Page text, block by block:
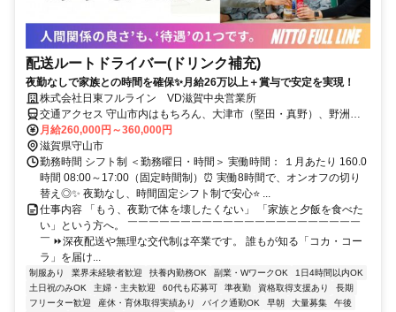
配送ルートドライバー(ドリンク補充)
夜勤なしで家族との時間を確保✨月給26万以上＋賞与で安定を実現！
株式会社日東フルライン VD滋賀中央営業所
交通アクセス 守山市内はもちろん、大津市（堅田・真野）、野洲
市、草津市、栗東市、近江八幡市からも車通勤便利な立地です！ 琵
琶湖大橋からすぐのエリアなので、対岸からの通勤者も多数活躍中で
す。
月給260,000円～360,000円
滋賀県守山市
勤務時間 シフト制 ＜勤務曜日・時間＞ 実働時間： １月あたり 160.0
時間 08:00～17:00（固定時間制）⏰ 実働8時間で、オンオフの切り
替え◎✨ 夜勤なし、時間固定シフト制で安心⭐ ...
仕事内容 「もう、夜勤で体を壊したくない」 「家族と夕飯を食べた
い」という方へ。 ￣￣￣￣￣￣￣￣￣￣￣￣￣￣￣￣￣￣￣￣￣￣
￣ ⏩深夜配送や無理な交代制は卒業です。 誰もが知る「コカ・コー
ラ」を届け...
制服あり 業界未経験者歓迎 扶養内勤務OK 副業・WワークOK
1日4時間以内OK
土日祝のみOK
主婦・主夫歓迎 60代も応募可 準夜勤 資格取得支援あり
長期
フリーター歓迎
産休・育休取得実績あり バイク通勤OK 早朝 大量募集
午後